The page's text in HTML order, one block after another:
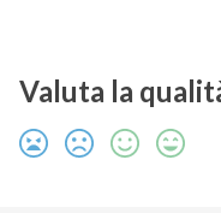
Valuta la